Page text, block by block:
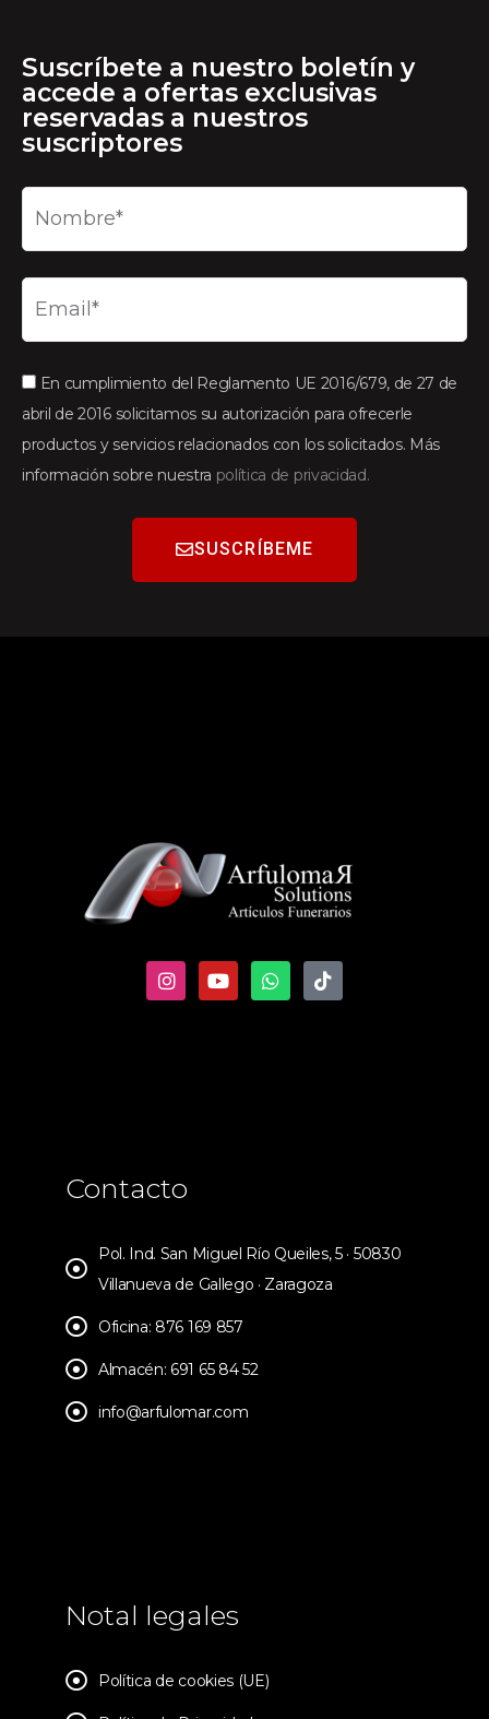
Suscríbete a nuestro boletín y
accede a ofertas exclusivas
reservadas a nuestros
suscriptores
En cumplimiento del Reglamento UE 2016/679, de 27 de
abril de 2016 solicitamos su autorización para ofrecerle
productos y servicios relacionados con los solicitados. Más
información sobre nuestra política de privacidad.
SUSCRÍBEME
Contacto
Pol. Ind. San Miguel Río Queiles, 5 · 50830
Villanueva de Gallego · Zaragoza
Oficina: 876 169 857
Almacén: 691 65 84 52
info@arfulomar.com
Notal legales
Política de cookies (UE)